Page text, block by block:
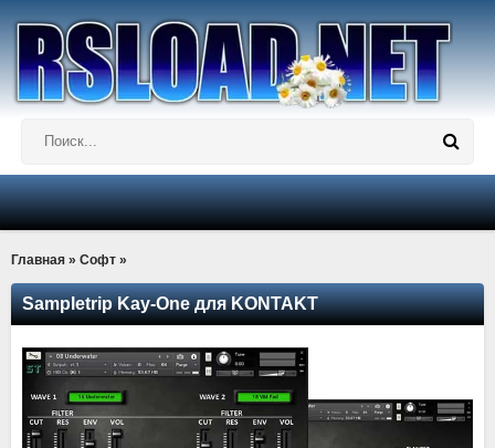
Главная » Софт »
Sampletrip Kay-One для KONTAKT